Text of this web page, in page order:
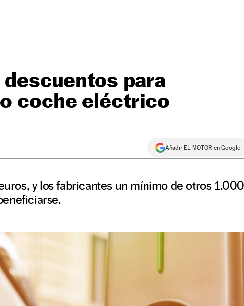
descuentos para
coche eléctrico
Añadir EL MOTOR en Google
y los fabricantes un mínimo de otros